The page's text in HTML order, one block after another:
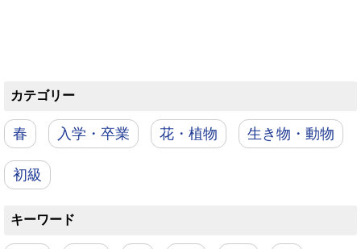
カテゴリー
春 入学・卒業 花・植物 生き物・動物
初級
キーワード